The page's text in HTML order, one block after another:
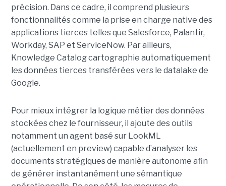
précision. Dans ce cadre, il comprend plusieurs
fonctionnalités comme la prise en charge native des
applications tierces telles que Salesforce, Palantir,
Workday, SAP et ServiceNow. Par ailleurs,
Knowledge Catalog cartographie automatiquement
les données tierces transférées vers le datalake de
Google.
Pour mieux intégrer la logique métier des données
stockées chez le fournisseur, il ajoute des outils
notamment un agent basé sur LookML
(actuellement en preview) capable d’analyser les
documents stratégiques de manière autonome afin
de générer instantanément une sémantique